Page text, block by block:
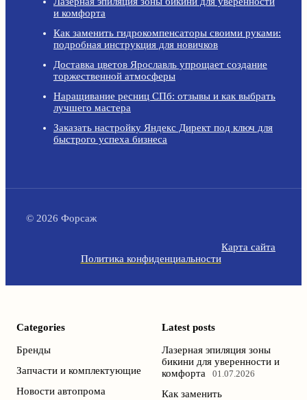
и комфорта
Как заменить гидрокомпенсаторы своими руками:
подробная инструкция для новичков
Доставка цветов Ярославль упрощает создание
торжественной атмосферы
Наращивание ресниц СПб: отзывы и как выбрать
лучшего мастера
Заказать настройку Яндекс Директ под ключ для
быстрого успеха бизнеса
© 2026 Форсаж
Карта сайта
Политика конфиденциальности
Categories
Бренды
Запчасти и комплектующие
Новости автопрома
Latest posts
Лазерная эпиляция зоны
бикини для уверенности и
комфорта
01.07.2026
Как заменить